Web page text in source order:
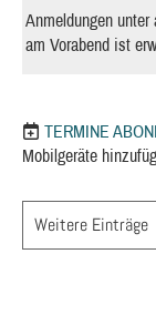
Anmeldungen unter
am Vorabend ist
TERMINE
Mobilgeräte
Weitere Einträge